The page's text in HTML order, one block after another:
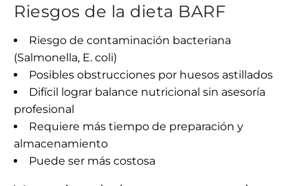
Riesgos de la dieta BARF
Riesgo de contaminación bacteriana
(Salmonella, E. coli)
Posibles obstrucciones por huesos astillados
Difícil lograr balance nutricional sin asesoría
profesional
Requiere más tiempo de preparación y
almacenamiento
Puede ser más costosa